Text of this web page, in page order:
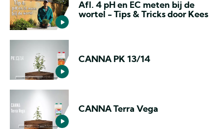
Afl. 4 pH en EC meten bij de
wortel - Tips & Tricks door Kees
CANNA PK 13/14
CANNA Terra Vega